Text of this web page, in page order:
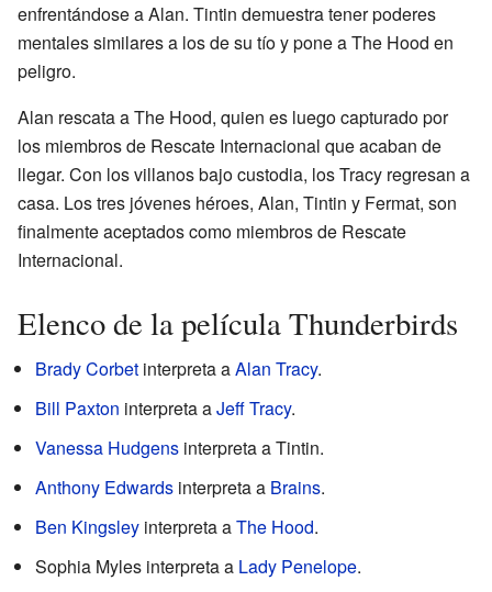
enfrentándose a Alan. Tintin demuestra tener poderes
mentales similares a los de su tío y pone a The Hood en
peligro.
Alan rescata a The Hood, quien es luego capturado por
los miembros de Rescate Internacional que acaban de
llegar. Con los villanos bajo custodia, los Tracy regresan a
casa. Los tres jóvenes héroes, Alan, Tintin y Fermat, son
finalmente aceptados como miembros de Rescate
Internacional.
Elenco de la película Thunderbirds
Brady Corbet interpreta aAlan Tracy.
Bill Paxton interpreta aJeff Tracy.
Vanessa Hudgens interpreta a Tintin.
Anthony Edwards interpreta a Brains.
Ben Kingsley interpreta aThe Hood.
Sophia Myles interpreta a Lady Penelope.